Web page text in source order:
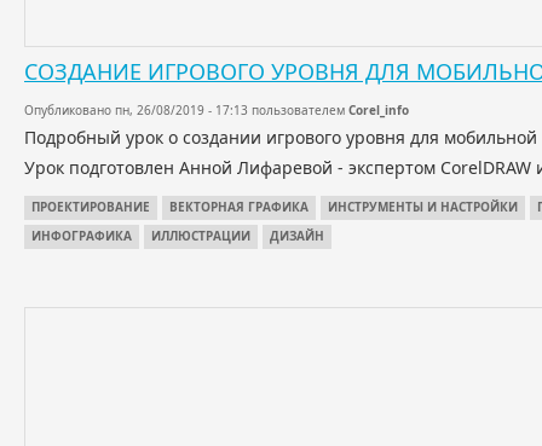
СОЗДАНИЕ ИГРОВОГО УРОВНЯ ДЛЯ МОБИЛЬНОЙ
Опубликовано пн, 26/08/2019 - 17:13 пользователем Corel_info
Подробный урок о создании игрового уровня для
Урок подготовлен Анной Лифаревой - экспертом
ПРОЕКТИРОВАНИЕ ВЕКТОРНАЯ ГРАФИКА ИНСТРУМЕНТЫ И НАСТРОЙКИ
ИНФОГРАФИКА
ИЛЛЮСТРАЦИИ ДИЗАЙН